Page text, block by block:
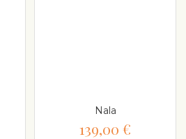
Nala
139,00 €